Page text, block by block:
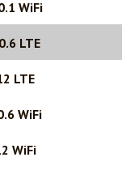
WiFi
LTE
LTE
WiFi
WiFi